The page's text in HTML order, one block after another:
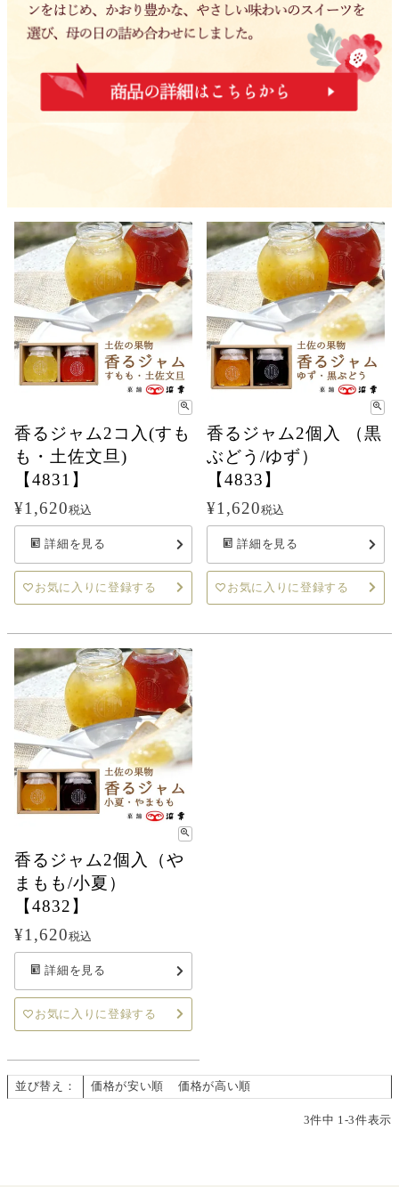
香るジャム2コ入(すも
も・土佐文旦)
【4831】
¥1,620税込
詳細を見る
お気に入りに登録する
香るジャム2個入 （黒
ぶどう/ゆず）
【4833】
¥1,620税込
詳細を見る
お気に入りに登録する
香るジャム2個入（や
まもも/小夏）
【4832】
¥1,620税込
詳細を見る
お気に入りに登録する
並び替え 価格が安い順 価格が高い順
3件中 1 -3件表示